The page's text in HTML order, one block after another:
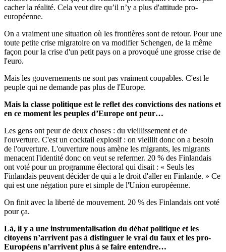
cacher la réalité. Cela veut dire qu’il n’y a plus d'attitude pro-
européenne.
On a vraiment une situation où les frontières sont de retour. Pour une
toute petite crise migratoire on va modifier Schengen, de la même
façon pour la crise d'un petit pays on a provoqué une grosse crise de
l'euro.
Mais les gouvernements ne sont pas vraiment coupables. C'est le
peuple qui ne demande pas plus de l'Europe.
Mais la classe politique est le reflet des convictions des nations et
en ce moment les peuples d’Europe ont peur…
Les gens ont peur de deux choses : du vieillissement et de
l'ouverture. C'est un cocktail explosif : on vieillit donc on a besoin
de l'ouverture. L'ouverture nous amène les migrants, les migrants
menacent l'identité donc on veut se refermer. 20 % des Finlandais
ont voté pour un programme électoral qui disait : « Seuls les
Finlandais peuvent décider de qui a le droit d'aller en Finlande. » Ce
qui est une négation pure et simple de l'Union européenne.
On finit avec la liberté de mouvement. 20 % des Finlandais ont voté
pour ça.
Là, il y a une instrumentalisation du débat politique et les
citoyens n’arrivent pas à distinguer le vrai du faux et les pro-
Européens n’arrivent plus à se faire entendre…